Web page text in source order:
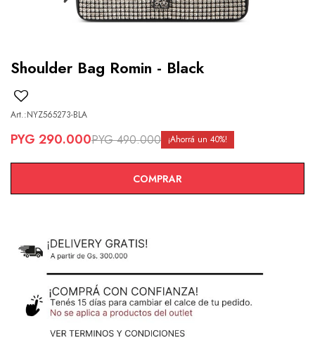
Shoulder Bag Romin - Black
NYZ565273-BLA
PYG 290.000PYG 490.000 40
COMPRAR